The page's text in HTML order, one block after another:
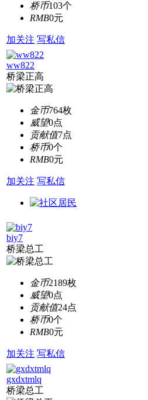
桥币103个
RMB0元
加关注 写私信
ww822
桥梁正高
金币764枚
威望0点
贡献值7点
桥币0个
RMB0元
加关注 写私信
biy7
桥梁总工
金币2189枚
威望0点
贡献值24点
桥币0个
RMB0元
加关注 写私信
gxdxtmlq
桥梁总工